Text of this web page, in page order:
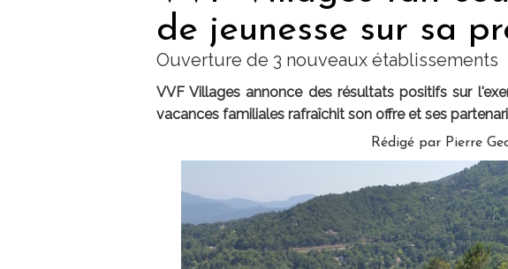
de jeunesse sur sa
Ouverture de 3 nouveaux établissements
VVF Villages annonce des résultats positifs sur
vacances familiales rafraîchit son offre et ses
Rédigé par Pierre